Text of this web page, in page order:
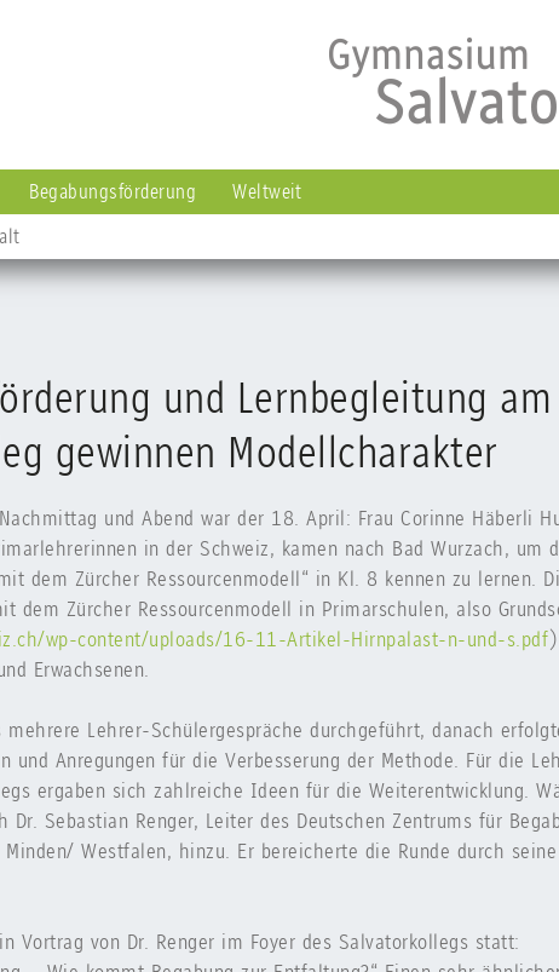
Begabungsförderung
Weltweit
und Lernbegleitung am
gewinnen Modellcharakter
und Abend war der 18. April: Frau Corinne Häberli
in der Schweiz, kamen nach Bad Wurzach, um
dem Zürcher Ressourcenmodell“ in Kl. 8 kennen zu lernen.
dem Zürcher Ressourcenmodell in Primarschulen, also
wp-content/uploads/16-11-Artikel-Hirnpalast-n-und-s.pdf
Erwachsenen.
mehrere Lehrer-Schülergespräche durchgeführt, danach
und Anregungen für die Verbesserung der Methode. Für die
ergaben sich zahlreiche Ideen für die Weiterentwicklung.
Sebastian Renger, Leiter des Deutschen Zentrums für
Minden/ Westfalen, hinzu. Er bereicherte die Runde durch
Vortrag von Dr. Renger im Foyer des Salvatorkollegs statt: